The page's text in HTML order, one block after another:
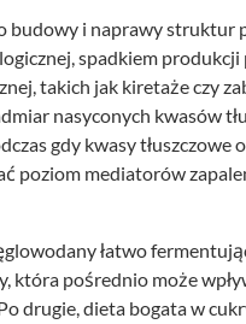
budowy i naprawy struktur
spadkiem produkcji
takich jak kiretaże czy
nasyconych kwasów
gdy kwasy tłuszczowe
poziom mediatorów
łatwo
która pośrednio może
drugie, dieta bogata w